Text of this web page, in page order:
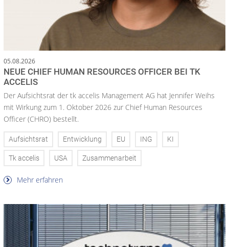
05.08.2026
NEUE CHIEF HUMAN RESOURCES OFFICER BEI TK
ACCELIS
Der Aufsichtsrat der tk accelis Management AG hat Jennifer Weihs
mit Wirkung zum 1. Oktober 2026 zur Chief Human Resources
Officer (CHRO) bestellt.
Aufsichtsrat Entwicklung EU ING KI
Tk accelis USA Zusammenarbeit
Mehr erfahren